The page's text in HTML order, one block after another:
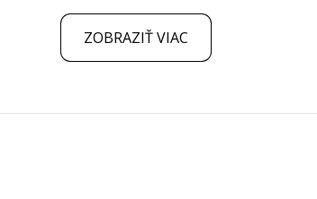
ZOBRAZIŤ VIAC